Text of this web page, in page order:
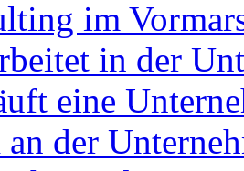
im
in der
eine
der